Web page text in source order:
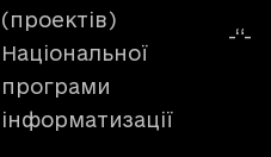
(проектів)
Національної
програми
інформатизації
-“-